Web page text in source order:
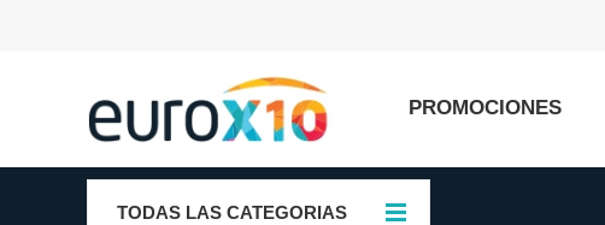
PROMOCIONES
TODAS LAS CATEGORIAS